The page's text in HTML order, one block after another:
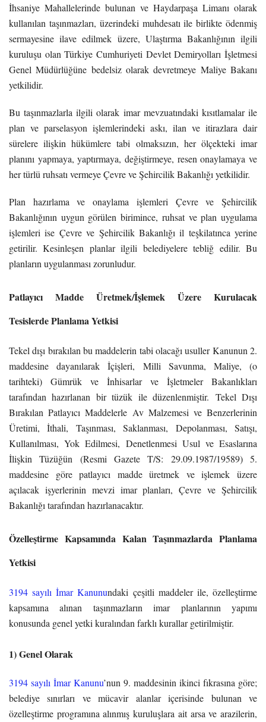
İhsaniye Mahallelerinde bulunan ve Haydarpaşa Limanı olarak
kullanılan taşınmazları, üzerindeki muhdesatı ile birlikte ödenmiş
sermayesine ilave edilmek üzere, Ulaştırma Bakanlığının ilgili
kuruluşu olan Türkiye Cumhuriyeti Devlet Demiryolları İşletmesi
Genel Müdürlüğüne bedelsiz olarak devretmeye Maliye Bakanı
yetkilidir.
Bu taşınmazlarla ilgili olarak imar mevzuatındaki kısıtlamalar ile
plan ve parselasyon işlemlerindeki askı, ilan ve itirazlara dair
sürelere ilişkin hükümlere tabi olmaksızın, her ölçekteki imar
planını yapmaya, yaptırmaya, değiştirmeye, resen onaylamaya ve
her türlü ruhsatı vermeye Çevre ve Şehircilik Bakanlığı yetkilidir.
Plan hazırlama ve onaylama işlemleri Çevre ve Şehircilik
Bakanlığının uygun görülen birimince, ruhsat ve plan uygulama
işlemleri ise Çevre ve Şehircilik Bakanlığı il teşkilatınca yerine
getirilir. Kesinleşen planlar ilgili belediyelere tebliğ edilir. Bu
planların uygulanması zorunludur.
Patlayıcı Madde Üretmek/İşlemek Üzere Kurulacak
Tesislerde Planlama Yetkisi
Tekel dışı bırakılan bu maddelerin tabi olacağı usuller Kanunun 2.
maddesine dayanılarak İçişleri, Milli Savunma, Maliye, (o
tarihteki) Gümrük ve İnhisarlar ve İşletmeler Bakanlıkları
tarafından hazırlanan bir tüzük ile düzenlenmiştir. Tekel Dışı
Bırakılan Patlayıcı Maddelerle Av Malzemesi ve Benzerlerinin
Üretimi, İthali, Taşınması, Saklanması, Depolanması, Satışı,
Kullanılması, Yok Edilmesi, Denetlenmesi Usul ve Esaslarına
İlişkin Tüzüğün (Resmi Gazete T/S: 29.09.1987/19589) 5.
maddesine göre patlayıcı madde üretmek ve işlemek üzere
açılacak işyerlerinin mevzi imar planları, Çevre ve Şehircilik
Bakanlığı tarafından hazırlanacaktır.
Özelleştirme Kapsamında Kalan Taşınmazlarda Planlama
Yetkisi
3194 sayılı İmar Kanunundaki çeşitli maddeler ile, özelleştirme
kapsamına alınan taşınmazların imar planlarının yapımı
konusunda genel yetki kuralından farklı kurallar getirilmiştir.
1) Genel Olarak
3194 sayılı İmar Kanunu’nun 9. maddesinin ikinci fıkrasına göre;
belediye sınırları ve mücavir alanlar içerisinde bulunan ve
özelleştirme programına alınmış kuruluşlara ait arsa ve arazilerin,